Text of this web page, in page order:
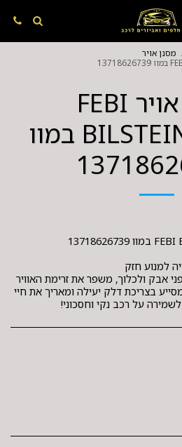
מסנן אויר
מסנן אויר FEBI
BILSTEIN 100374 במוו
אבק ולכלוך, משפר את זרימת האוויר
בצריכת דלק יעילה ומאריך את חיי
על רכב נקי וחסכוני!